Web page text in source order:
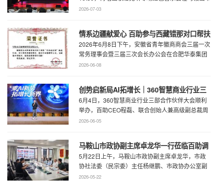
工人文化宫职工剧场精彩上演。本场音乐会由 ...
2026-07-03
情系边疆献爱心 百助参与西藏错那对口帮扶
行动
2026年6月8日下午，安徽省青年徽商商会三届一次
常务理事会暨三届三次会长办公会在合肥华泰集团
召开。...
2026-06-08
创势启新局AI拓增长｜360智慧商业行业三
部合作伙伴大会圆满召开
6月4日，360智慧商业行业三部合作伙伴大会顺利
举办，百助CEO程磊、联合创始人兼高级副总裁周
慧受邀参会，与360集团副总裁黄剑及行业各合作
2026-06-05
马鞍山市政协副主席卓龙华一行莅临百助调
研指导工作
5月22日上午，马鞍山市政协副主席卓龙华，市政
协社法委（民宗委）主任杨继鹏、市政协办公室副
主任何慧、市政协专委会综合五科副科长 ...
2026-05-22